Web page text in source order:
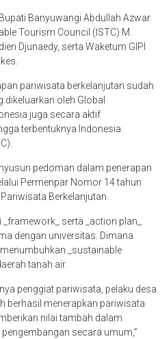
Banyuwangi Abdullah Azwar
Tourism Council (ISTC) M.
Djunaedy, serta Waketum GIPI
pariwisata berkelanjutan sudah
oleh Global
juga secara aktif
terbentuknya Indonesia
pedoman dalam penerapan
Permenpar Nomor 14 tahun
Berkelanjutan.
serta _action plan_
dengan universitas. Dimana
_sustainable
tanah air.
penggiat pariwisata, pelaku desa
berhasil menerapkan pariwisata
nilai tambah dalam
secara umum,”